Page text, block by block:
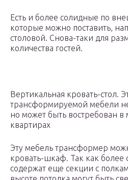
Есть и более солидные по
которые можно поставить,
столовой. Снова-таки для
количества гостей.
Вертикальная кровать-стол.
трансформируемой мебели
но может быть востребован в
квартирах
Эту мебель трансформер
кровать-шкаф. Так как
содержат еще секции с